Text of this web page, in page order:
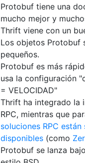
Protobuf tiene una
mucho mejor y
Thrift viene con un
Los objetos Protobuf
pequeños.
Protobuf es más
usa la configuración
= VELOCIDAD"
Thrift ha integrado la
RPC, mientras que
soluciones RPC
disponibles (como
Protobuf se lanza